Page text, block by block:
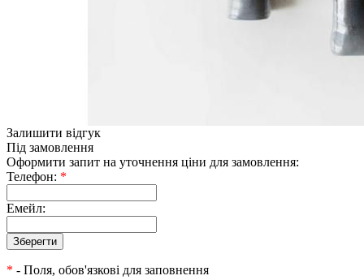
Залишити відгук
Під замовлення
Оформити запит на уточнення ціни для замовлення:
Телефон: *
Емейл:
* - Поля, обов'язкові для заповнення